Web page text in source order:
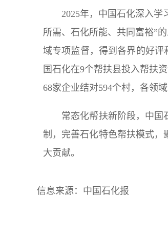
2025年，中国石化深入
所需、石化所能、共同富裕”
域专项监督，得到各界的好评
国石化在9个帮扶县投入帮扶
68家企业结对594个村，各领
常态化帮扶新阶段，中国
制，完善石化特色帮扶模式，
大贡献。
信息来源：中国石化报